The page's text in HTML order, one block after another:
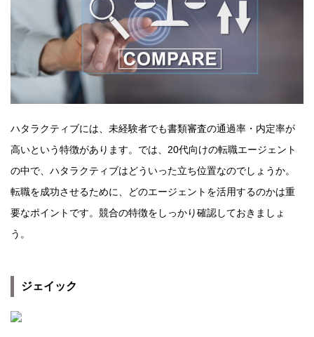
ハタラクティブには、未経験者でも書類審査の通過率・内定率が
高いという特徴があります。では、20代向けの転職エージェント
の中で、ハタラクティブはどういった立ち位置なのでしょうか。
転職を成功させるために、どのエージェントを活用するのかは重
要なポイントです。競合の特徴をしっかり確認しておきましょ
う。
ジェイック